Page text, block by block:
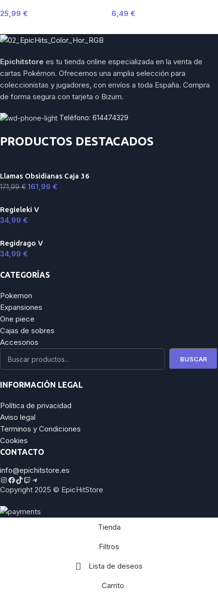
25,99 € 6,49 €
Epichitstore es tu tienda online especializada en la venta de
cartas Pokémon. Ofrecemos una amplia selección para
coleccionistas y jugadores, con envíos a toda España. Compra
de forma segura con tarjeta o Bizum.
Teléfono: 614474329
PRODUCTOS DESTACADOS
Llamas Obsidianas Caja 36
171,99€ 161,99 €
Regieleki V
34,99 €
Regidrago V
34,99 €
CATEGORÍAS
Pokemon
Expansiones
One piece
Cajas de sobres
Accesorios
BUSCAR
INFORMACIÓN LEGAL
Política de privacidad
Aviso legal
Terminos y Condiciones
Cookies
CONTACTO
info@epichitstore.es
Copyright 2025 © EpicHitStore
Tienda
Filtros
Lista de deseos
Carrito